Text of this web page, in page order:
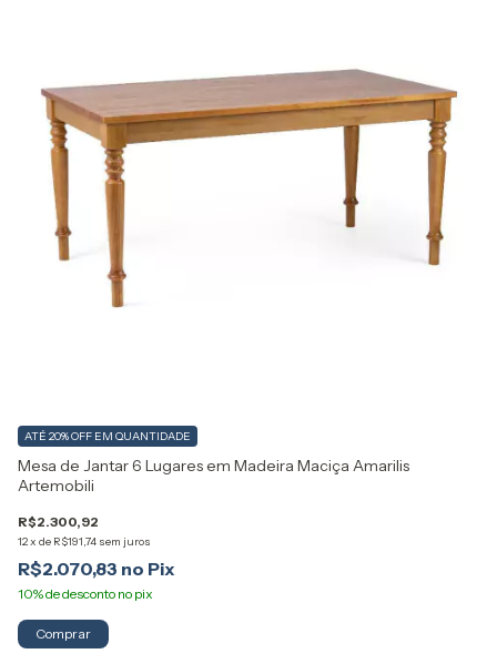
Mesa de Jantar 6 Lugares em Madeira Maciça Amarilis
Artemobili
R$2.300,92
12x de R$191,74 sem juros
ATÉ 20% OFF EM QUANTIDADE
R$2.070,83
Comprar